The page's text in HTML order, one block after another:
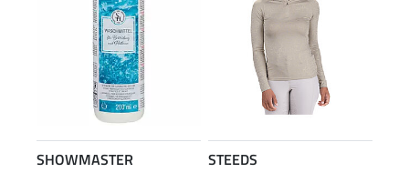
SHOWMASTER
STEEDS